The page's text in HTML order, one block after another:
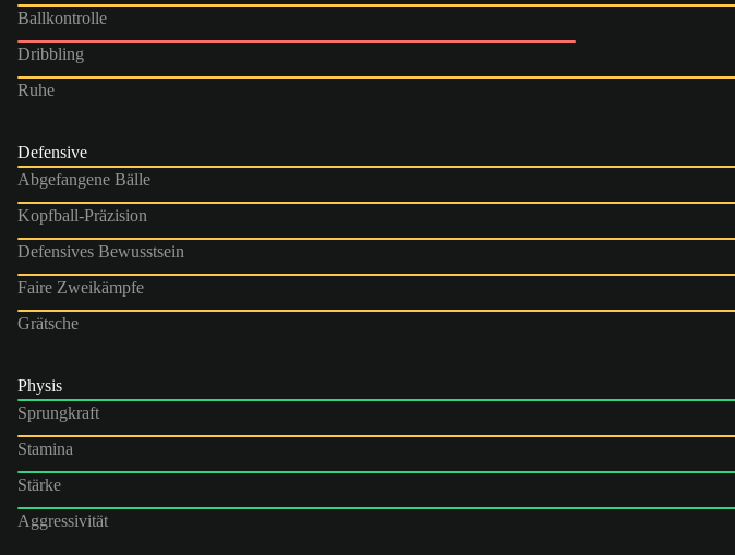
Ballkontrolle
Dribbling
Ruhe
Defensive
Abgefangene Bälle
Kopfball-Präzision
Defensives Bewusstsein
Faire Zweikämpfe
Grätsche
Physis
Sprungkraft
Stamina
Stärke
Aggressivität